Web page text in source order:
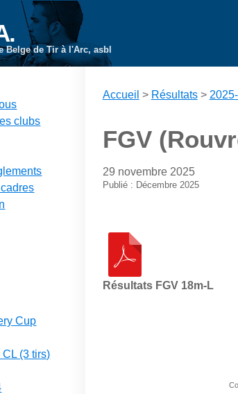
Belge de Tir à l'Arc, asbl
clubs
Cup
(3 tirs)
Accueil > Résultats>
FGV
29 novembre 2025
Publié : Décembre 2025
Résultats FGV 18m-L